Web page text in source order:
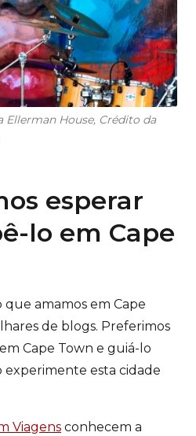
Ellerman House, Crédito da
esperar
lo em Cape
amamos em Cape
de blogs. Preferimos
Cape Town e guiá-lo
experimente esta cidade
Viagens conhecem a